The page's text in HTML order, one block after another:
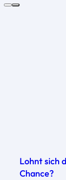
Lohnt sich
Chance?